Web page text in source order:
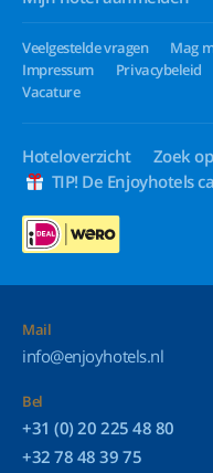
Veelgestelde vragen Mag
Impressum
Privacybeleid
Vacature
Hoteloverzicht Zoek
TIP! De Enjoyhotels
Mail
info@enjoyhotels.nl
Bel
+31 (0) 20 225 48 80
+32 78 48 39 75